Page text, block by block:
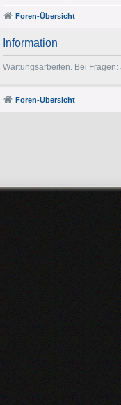
Foren-Übersicht
Information
Wartungsarbeiten. Bei
Foren-Übersicht